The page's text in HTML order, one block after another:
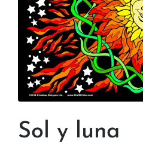
Sol y luna